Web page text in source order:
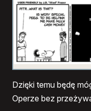
Dzięki temu będę
Operze bez